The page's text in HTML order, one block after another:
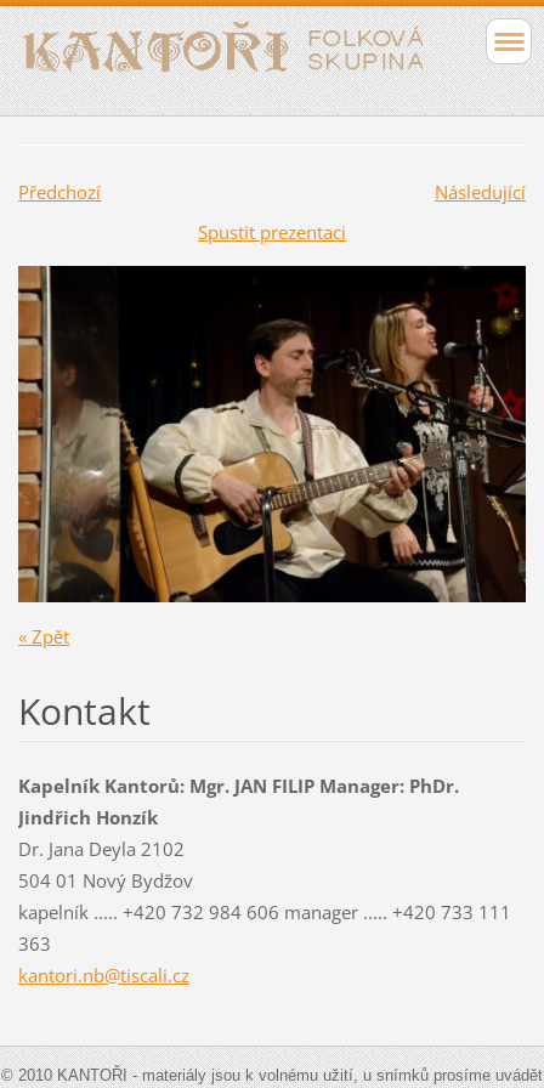
Předchozí
Následující
Spustit prezentaci
« Zpět
Kontakt
Kapelník Kantorů: Mgr. JAN FILIP Manager: PhDr.
Jindřich Honzík
Dr. Jana Deyla 2102
504 01 Nový Bydžov
kapelník ..... +420 732 984 606 manager ..... +420 733 111
363
kantori.nb@tiscali.cz
© 2010 KANTOŘI - materiály jsou k volnému užití, u snímků prosíme uvádět